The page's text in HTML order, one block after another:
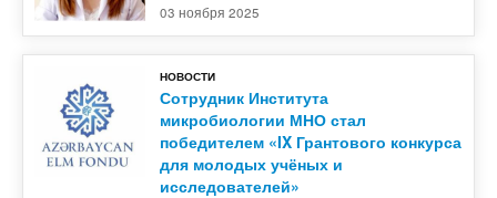
03 ноября 2025
НОВОСТИ
Сотрудник Института
микробиологии МНО стал
победителем «IX Грантового конкурса
для молодых учёных и
исследователей»